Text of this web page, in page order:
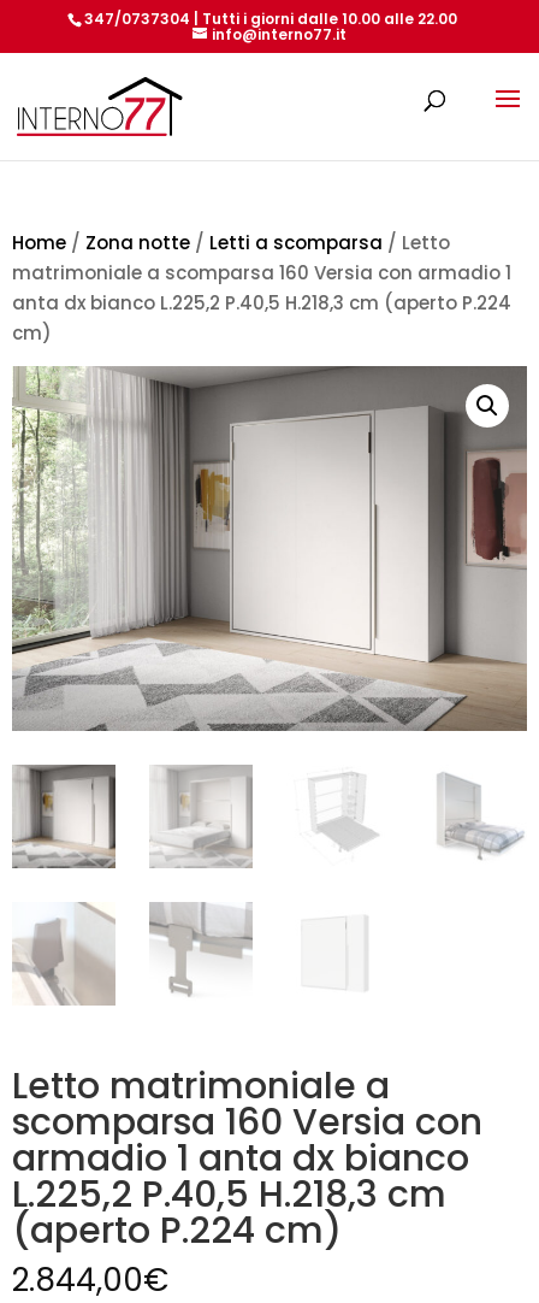
347/0737304 | Tutti i giorni dalle 10.00 alle 22.00
info@interno77.it
Home / Zona notte / Letti a scomparsa / Letto
matrimoniale a scomparsa 160 Versia con armadio 1
anta dx bianco L.225,2 P.40,5 H.218,3 cm (aperto P.224
cm)
Letto matrimoniale a
scomparsa 160 Versia con
armadio 1 anta dx bianco
L.225,2 P.40,5 H.218,3 cm
(aperto P.224 cm)
2.844,00€